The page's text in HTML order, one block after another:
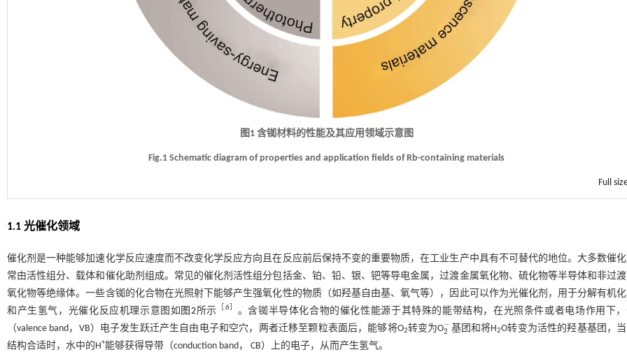
图1 含铷材料的性能及其应用领域示意图
Fig.1 Schematic diagram of properties and application fields of Rb-containing materials
Full
1.1 光催化领域
催化剂是一种能够加速化学反应速度而不改变化学反应方向且在反应前后保持不变的重要物质，在工业生产中具有不可替代的地位。大多数催
常由活性组分、载体和催化助剂组成。常见的催化剂活性组分包括金、铂、铅、银、钯等导电金属，过渡金属氧化物、硫化物等半导体和非过
氧化物等绝缘体。一些含铷的化合物在光照射下能够产生强氧化性的物质（如羟基自由基、氧气等），因此可以作为光催化剂，用于分解有机
和产生氢气，光催化反应机理示意图如 图2所示 ［6］ 。含铷半导体化合物的催化性能源于其特殊的能带结构，在光照条件或者电场作用下
（valence band，VB）电子发生跃迁产生自由电子和空穴，两者迁移至颗粒表面后，能够将O2转变为O−
2
2 -基团和将H2O转变为活性的羟基基团，
结构合适时，水中的H+能够获得导带（conduction band， CB）上的电子，从而产生氢气。